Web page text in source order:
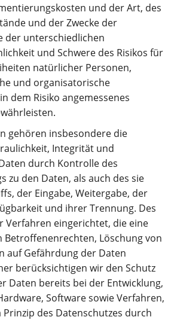
und der Art, des
und der Zwecke der
der unterschiedlichen
und Schwere des Risikos für
natürlicher Personen,
und organisatorische
dem Risiko angemessenes
gehören insbesondere die
Integrität und
durch Kontrolle des
zu den Daten, als auch des sie
der Eingabe, Weitergabe, der
und ihrer Trennung. Des
Verfahren eingerichtet, die eine
Betroffenenrechten, Löschung von
auf Gefährdung der Daten
berücksichtigen wir den Schutz
Daten bereits bei der Entwicklung,
Software sowie Verfahren,
des Datenschutzes durch